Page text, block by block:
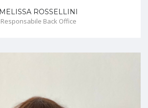
MELISSA ROSSELLINI
Responsabile Back Office